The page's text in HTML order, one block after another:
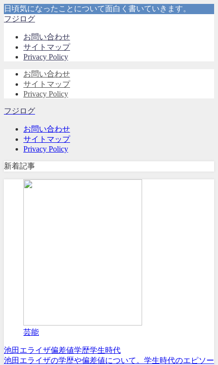
日頃気になったことについて面白く書いていきます。
フジログ
お問い合わせ
サイトマップ
Privacy Policy
お問い合わせ
サイトマップ
Privacy Policy
フジログ
お問い合わせ
サイトマップ
Privacy Policy
新着記事
芸能
池田エライザ偏差値学歴学生時代
池田エライザの学歴や偏差値について。学生時代のエピソー